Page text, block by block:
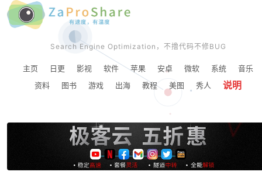
Search Engine Optimization，不撸代码不修BUG
主页 日更 影视 软件 苹果 安卓 微软 系统
音乐
资料
图书 游戏 出海 教程 美图 秀人 说明